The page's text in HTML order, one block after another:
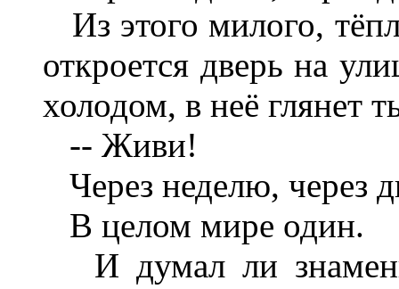
Из этого милого,
откроется дверь на
холодом, в неё глянет
-- Живи!
Через неделю, через
В целом мире один.
И думал ли